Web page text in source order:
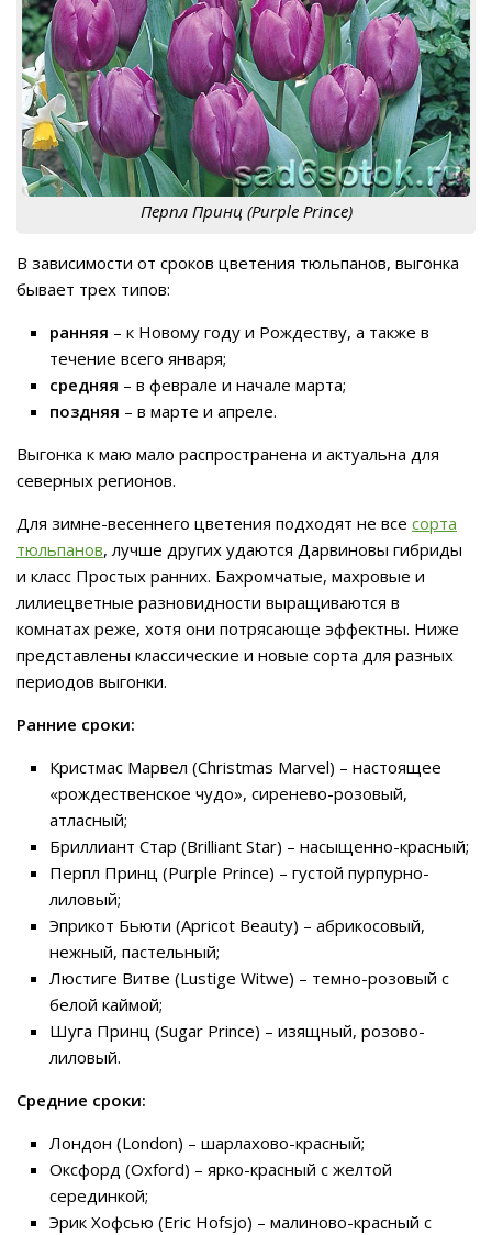
Перпл Принц (Purple Prince)
В зависимости от сроков цветения тюльпанов, выгонка
бывает трех типов:
ранняя – к Новому году и Рождеству, а также в
течение всего января;
средняя – в феврале и начале марта;
поздняя – в марте и апреле.
Выгонка к маю мало распространена и актуальна для
северных регионов.
Для зимне-весеннего цветения подходят не все сорта
тюльпанов, лучше других удаются Дарвиновы гибриды
и класс Простых ранних. Бахромчатые, махровые и
лилиецветные разновидности выращиваются в
комнатах реже, хотя они потрясающе эффектны. Ниже
представлены классические и новые сорта для разных
периодов выгонки.
Ранние сроки:
Кристмас Марвел (Christmas Marvel) – настоящее
«рождественское чудо», сиренево-розовый,
атласный;
Бриллиант Стар (Brilliant Star) – насыщенно-красный;
Перпл Принц (Purple Prince) – густой пурпурно-
лиловый;
Эприкот Бьюти (Apricot Beauty) – абрикосовый,
нежный, пастельный;
Люстиге Витве (Lustige Witwe) – темно-розовый с
белой каймой;
Шуга Принц (Sugar Prince) – изящный, розово-
лиловый.
Средние сроки:
Лондон (London) – шарлахово-красный;
Оксфорд (Oxford) – ярко-красный с желтой
серединкой;
Эрик Хофсью (Eric Hofsjo) – малиново-красный с